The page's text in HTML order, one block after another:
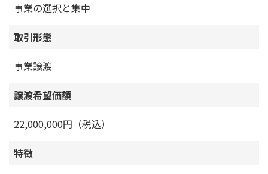
事業の選択と集中
取引形態
事業譲渡
譲渡希望価額
22,000,000円（税込）
特徴